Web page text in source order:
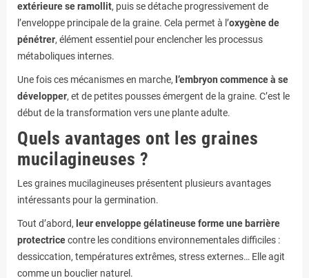
extérieure se ramollit, puis se détache progressivement de
l’enveloppe principale de la graine. Cela permet à l’oxygène de
pénétrer, élément essentiel pour enclencher les processus
métaboliques internes.
Une fois ces mécanismes en marche, l’embryon commence à se
développer, et de petites pousses émergent de la graine. C’est le
début de la transformation vers une plante adulte.
Quels avantages ont les graines
mucilagineuses ?
Les graines mucilagineuses présentent plusieurs avantages
intéressants pour la germination.
Tout d’abord, leur enveloppe gélatineuse forme une barrière
protectricecontre les conditions environnementales difficiles :
dessiccation, températures extrêmes, stress externes… Elle agit
comme un bouclier naturel.